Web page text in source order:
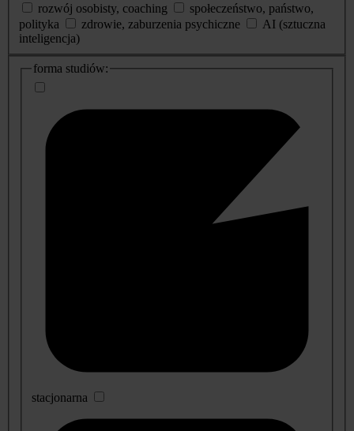
rozwój osobisty, coaching
społeczeństwo, państwo,
polityka
zdrowie, zaburzenia psychiczne
AI (sztuczna
inteligencja)
dodatkowe
informacje
forma studiów:
stacjonarna